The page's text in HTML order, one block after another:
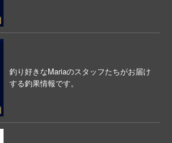
釣り好きなMariaのスタッフたちがお届け
する釣果情報です。